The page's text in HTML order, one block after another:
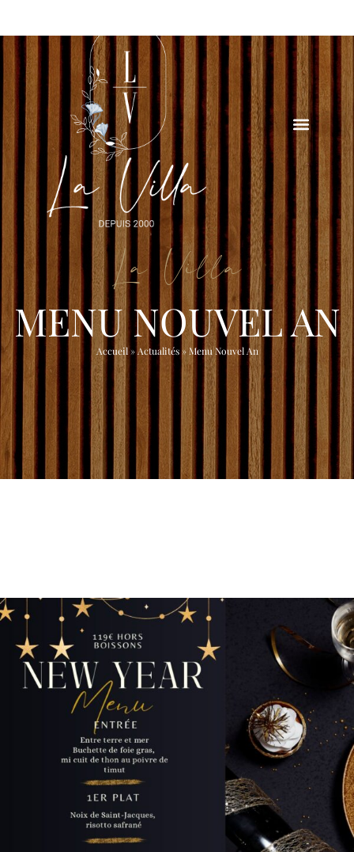
La Villa
MENU NOUVEL AN
Accueil»Actualités»Menu Nouvel An